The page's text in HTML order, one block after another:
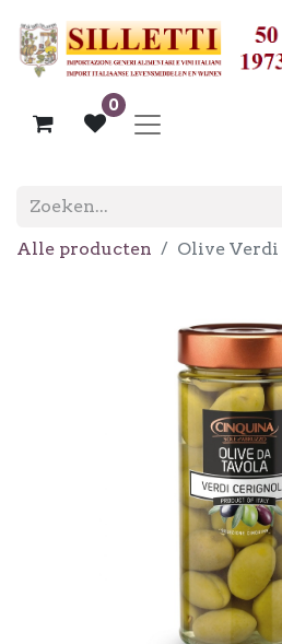
0
Alle producten Olive Verdi